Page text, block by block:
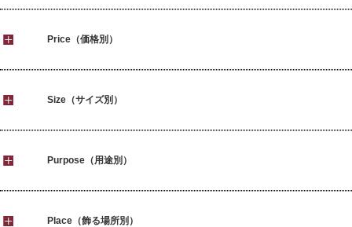
Price（価格別）
Size（サイズ別）
Purpose（用途別）
Place（飾る場所別）